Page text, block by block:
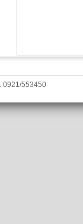
0921/553450